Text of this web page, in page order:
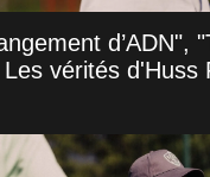
d’ADN",
vérités d'Huss